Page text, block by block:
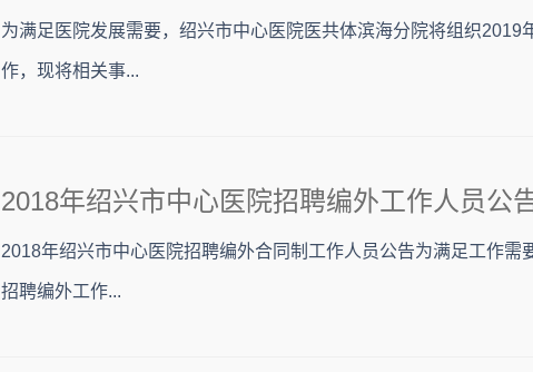
为满足医院发展需要，绍兴市中心医院医共体滨海分院将组织2019
作，现将相关事...
2018年绍兴市中心医院招聘编外工作人员公
2018年绍兴市中心医院招聘编外合同制工作人员公告为满足工作需
招聘编外工作...